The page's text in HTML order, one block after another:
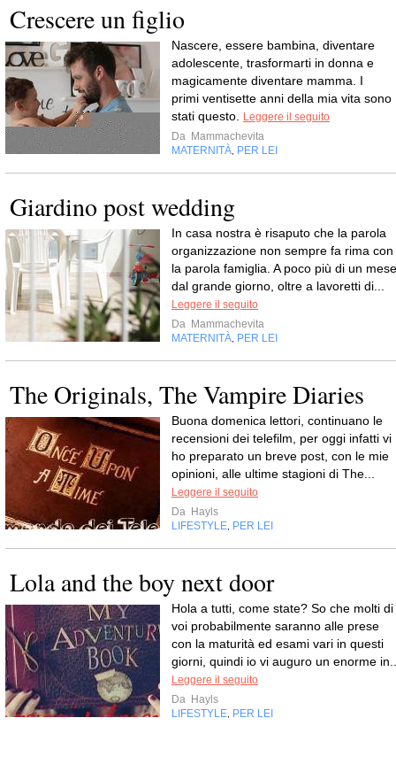
Crescere un figlio
Nascere, essere bambina, diventare
adolescente, trasformarti in donna e
magicamente diventare mamma. I
primi ventisette anni della mia vita sono
stati questo.
Leggere il seguito
Da Mammachevita
MATERNITÀ PER LEI
Giardino post wedding
In casa nostra è risaputo che la parola
organizzazione non sempre fa rima con
la parola famiglia. A poco più di un mese
dal grande giorno, oltre a lavoretti di...
Leggere il seguito
Da Mammachevita
MATERNITÀ PER LEI
The Originals, The Vampire Diaries
Buona domenica lettori, continuano le
recensioni dei telefilm, per oggi infatti vi
ho preparato un breve post, con le mie
opinioni, alle ultime stagioni di The...
Leggere il seguito
Da Hayls
LIFESTYLE PER LEI
Lola and the boy next door
Hola a tutti, come state? So che molti di
voi probabilmente saranno alle prese
con la maturità ed esami vari in questi
giorni, quindi io vi auguro un enorme
Leggere il seguito
Da Hayls
LIFESTYLE PER LEI